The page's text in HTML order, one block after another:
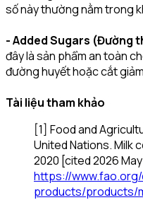
số này thường nằm trong
- Added Sugars (Đường
đây là sản phẩm an toàn
đường huyết hoặc cắt
Tài liệu tham khảo
[1] Food and
United Nations. Milk
2020 [cited 2026
https://
products/products/